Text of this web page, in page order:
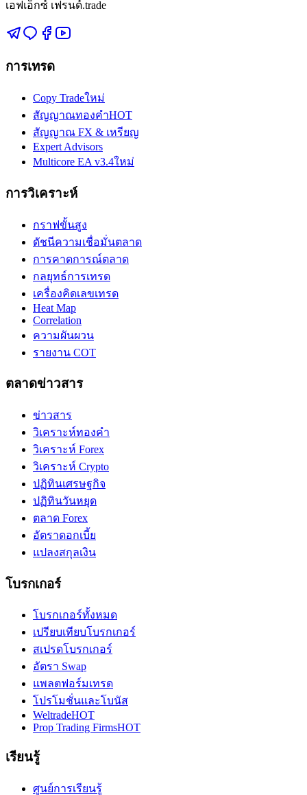
เอฟเอ็กซ์ เฟรนด์.trade
การเทรด
Copy Tradeใหม่
สัญญาณทองคำHOT
สัญญาณ FX & เหรียญ
Expert Advisors
Multicore EA v3.4ใหม่
การวิเคราะห์
กราฟขั้นสูง
ดัชนีความเชื่อมั่นตลาด
การคาดการณ์ตลาด
กลยุทธ์การเทรด
เครื่องคิดเลขเทรด
Heat Map
Correlation
ความผันผวน
รายงาน COT
ตลาดข่าวสาร
ข่าวสาร
วิเคราะห์ทองคำ
วิเคราะห์ Forex
วิเคราะห์ Crypto
ปฏิทินเศรษฐกิจ
ปฏิทินวันหยุด
ตลาด Forex
อัตราดอกเบี้ย
แปลงสกุลเงิน
โบรกเกอร์
โบรกเกอร์ทั้งหมด
เปรียบเทียบโบรกเกอร์
สเปรดโบรกเกอร์
อัตรา Swap
แพลตฟอร์มเทรด
โปรโมชั่นและโบนัส
WeltradeHOT
Prop Trading FirmsHOT
เรียนรู้
ศูนย์การเรียนรู้